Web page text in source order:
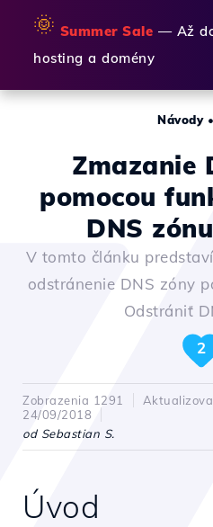
🌞 Summer Sale — Až
hosting a domény
Návody•
Zmazanie
pomocou
DNS
V tomto článku
odstránenie DNS zóny
Odstrániť
2
Zobrazenia 1291
24/09/2018
od Sebastian S.
Úvod